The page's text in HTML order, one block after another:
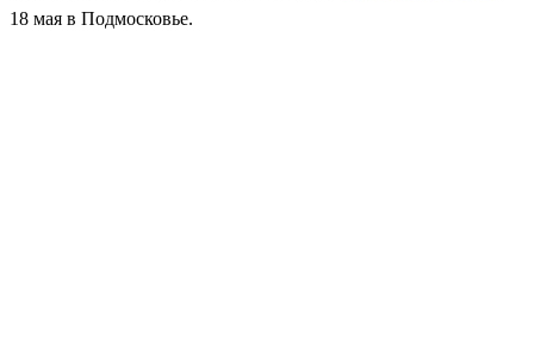
18 мая в Подмосковье.